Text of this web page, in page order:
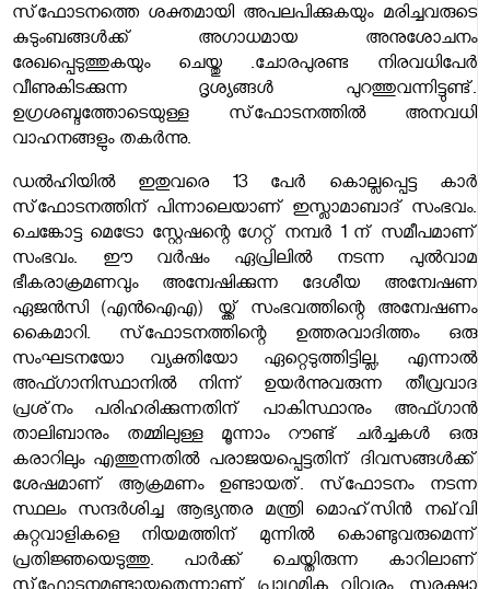
സ്‌ഫോടനത്തെ ശക്തമായി അപലപിക്കുകയും മരിച്ചവരുടെ
കുടുംബങ്ങള്‍ക്ക് അഗാധമായ അനുശോചനം
രേഖപ്പെടുത്തുകയും ചെയ്തു .ചോരപുരണ്ട നിരവധിപേര്‍
വീണുകിടക്കുന്ന ദൃശ്യങ്ങള്‍ പുറത്തുവന്നിട്ടുണ്ട്.
ഉഗ്രശബ്ദത്തോടെയുള്ള സ്‌ഫോടനത്തില്‍ അനവധി
വാഹനങ്ങളും തകര്‍ന്നു.
ഡല്‍ഹിയില്‍ ഇതുവരെ 13 പേര്‍ കൊല്ലപ്പെട്ട കാര്‍
സ്‌ഫോടനത്തിന് പിന്നാലെയാണ് ഇസ്ലാമാബാദ് സംഭവം.
ചെങ്കോട്ട മെട്രോ സ്റ്റേഷന്റെ ഗേറ്റ് നമ്പര്‍ 1 ന് സമീപമാണ്
സംഭവം. ഈ വര്‍ഷം ഏപ്രിലില്‍ നടന്ന പുല്‍വാമ
ഭീകരാക്രമണവും അന്വേഷിക്കുന്ന ദേശീയ അന്വേഷണ
ഏജന്‍സി (എന്‍ഐഎ) യ്ക്ക് സംഭവത്തിന്റെ അന്വേഷണം
കൈമാറി. സ്‌ഫോടനത്തിന്റെ ഉത്തരവാദിത്തം ഒരു
സംഘടനയോ വ്യക്തിയോ ഏറ്റെടുത്തിട്ടില്ല, എന്നാല്‍
അഫ്ഗാനിസ്ഥാനില്‍ നിന്ന് ഉയര്‍ന്നുവരുന്ന തീവ്രവാദ
പ്രശ്‌നം പരിഹരിക്കുന്നതിന് പാകിസ്ഥാനും അഫ്ഗാന്‍
താലിബാനും തമ്മിലുള്ള മൂന്നാം റൗണ്ട് ചര്‍ച്ചകള്‍ ഒരു
കരാറിലും എത്തുന്നതില്‍ പരാജയപ്പെട്ടതിന് ദിവസങ്ങള്‍ക്ക്
ശേഷമാണ് ആക്രമണം ഉണ്ടായത്. സ്‌ഫോടനം നടന്ന
സ്ഥലം സന്ദര്‍ശിച്ച ആഭ്യന്തര മന്ത്രി മൊഹ്‌സിന്‍ നഖ്‌വി
കുറ്റവാളികളെ നിയമത്തിന് മുന്നില്‍ കൊണ്ടുവരുമെന്ന്
പ്രതിജ്ഞയെടുത്തു. പാര്‍ക്ക് ചെയ്തിരുന്ന കാറിലാണ്